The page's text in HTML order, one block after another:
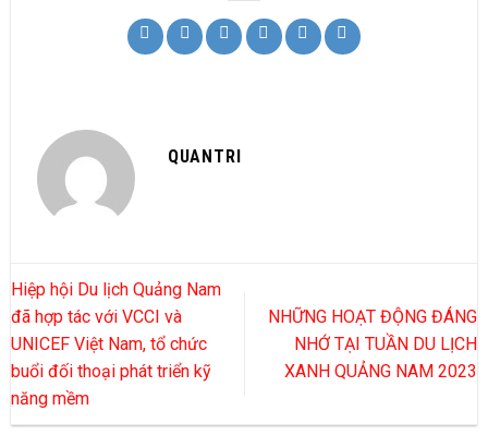
QUANTRI
Hiệp hội Du lịch Quảng Nam
đã hợp tác với VCCI và
UNICEF Việt Nam, tổ chức
buổi đối thoại phát triển kỹ
năng mềm
NHỮNG HOẠT ĐỘNG ĐÁNG
NHỚ TẠI TUẦN DU LỊCH
XANH QUẢNG NAM 2023